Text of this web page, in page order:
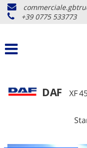
+39 0775 533773
DAF XF